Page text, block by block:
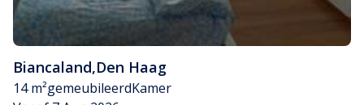
Biancaland,Den Haag
14 m²gemeubileerdKamer